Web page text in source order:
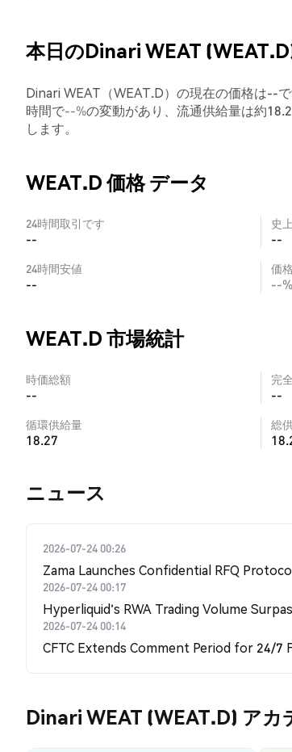
本日のDinari WEAT
Dinari WEAT（WEAT.D）の現在の価格は--
時間で--%の変動があり、流通供給量は約
します。
WEAT.D 価格 データ
24時間取引です
--
史
--
24時間安値
--
価
--%
WEAT.D 市場統計
時価総額
--
完
--
循環供給量
18.27
総
​​ニュース​​
2026-07-24 00:26
Zama Launches Confidential RFQ
2026-07-24 00:17
Hyperliquid's RWA Trading Volume
2026-07-24 00:14
CFTC Extends Comment Period for 24/7
Dinari WEAT (WEAT.D) アカ